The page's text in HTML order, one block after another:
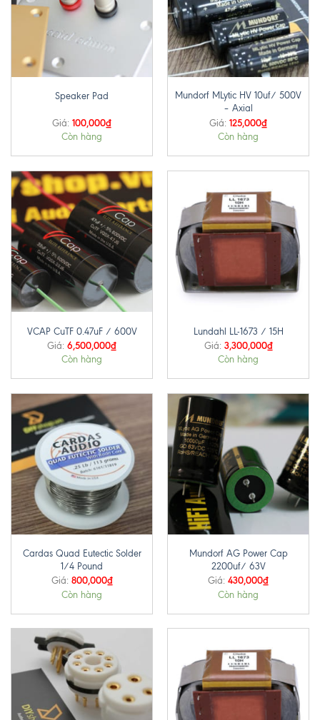
Speaker Pad
Giá: 100,000₫
Còn hàng
Mundorf MLytic HV 10uf/ 500V
– Axial
Giá: 125,000₫
Còn hàng
VCAP CuTF 0.47uF / 600V
Giá: 6,500,000₫
Còn hàng
Lundahl LL-1673 / 15H
Giá: 3,300,000₫
Còn hàng
Cardas Quad Eutectic Solder
1/4 Pound
Giá: 800,000₫
Còn hàng
Mundorf AG Power Cap
2200uf/ 63V
Giá: 430,000₫
Còn hàng